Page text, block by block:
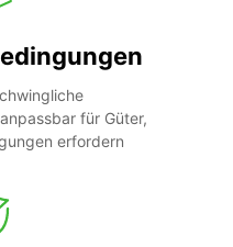
für Güter,
erfordern